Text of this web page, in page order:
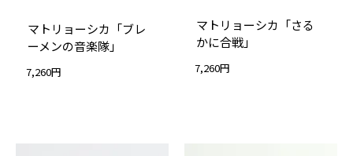
マトリョーシカ「ブレ
ーメンの音楽隊」
7,260円
マトリョーシカ「さる
かに合戦」
7,260円